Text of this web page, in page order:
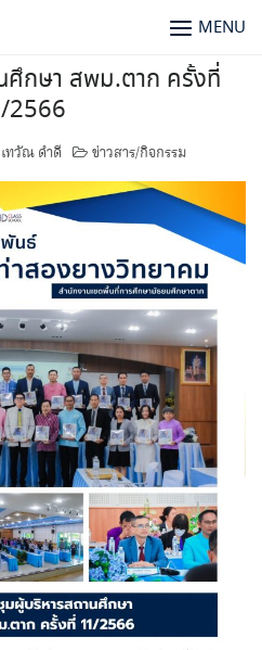
MENU
ศึกษา สพม.ตาก ครั้งที่
2566
เทวัณ ดำดี ข่าวสาร/กิจกรรม